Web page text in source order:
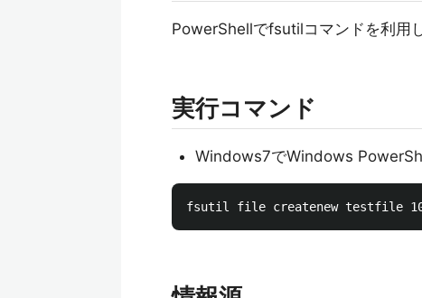
PowerShellでfsutilコマンドを利用
実行コマンド
Windows7でWindows